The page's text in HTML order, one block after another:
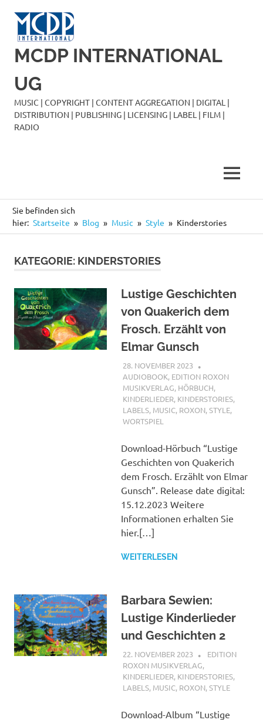
Inhalt
springen
MCDP INTERNATIONAL
UG
MUSIC | COPYRIGHT | CONTENT AGGREGATION | DIGITAL |
DISTRIBUTION | PUBLISHING | LICENSING | LABEL | FILM |
RADIO
MENÜ
Sie befinden sich
hier: Startseite Blog Music Style Kinderstories
KATEGORIE: KINDERSTORIES
Lustige Geschichten
von Quakerich dem
Frosch. Erzählt von
Elmar Gunsch
28. NOVEMBER 2023
AUDIOBOOK, EDITION ROXON
MUSIKVERLAG, HÖRBUCH,
KINDERLIEDER, KINDERSTORIES,
LABELS, MUSIC, ROXON,STYLE,
WORTSPIEL
Download-Hörbuch “Lustige
Geschichten von Quakerich
dem Frosch. Erzählt von Elmar
Gunsch”. Release date digital:
15.12.2023 Weitere
Informationen erhalten Sie
hier.[…]
WEITERLESEN
Barbara Sewien:
Lustige Kinderlieder
und Geschichten 2
22. NOVEMBER 2023 STEFANBRAUN
EDITION
ROXON MUSIKVERLAG,
KINDERLIEDER, KINDERSTORIES,
LABELS, MUSIC, ROXON,STYLE
Download-Album “Lustige